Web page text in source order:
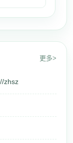
更多>
zhsz